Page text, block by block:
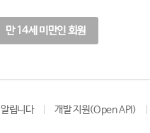
만 14세 미만인 회원
알립니다 개발 지원(Open API)